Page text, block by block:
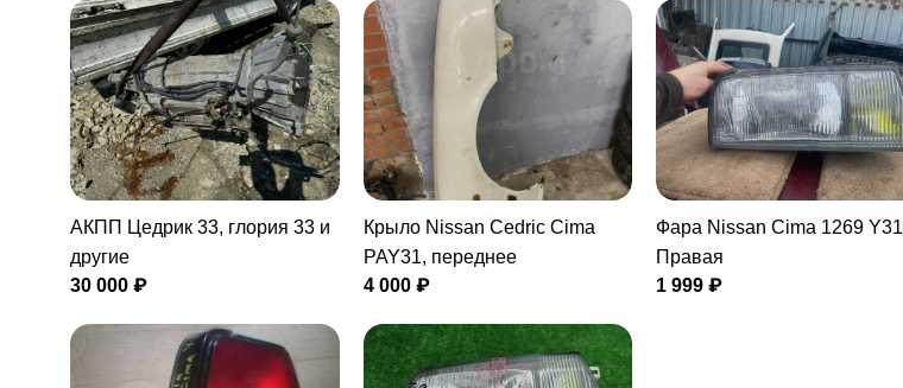
АКПП Цедрик 33, глория 33 и
другие
30 000 ₽
Крыло Nissan Cedric Cima
PAY31, переднее
4 000 ₽
Фара Nissan Cima 1269 Y31
Правая
1 999 ₽